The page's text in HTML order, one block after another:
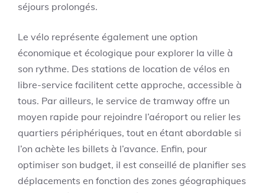
séjours prolongés.
Le vélo représente également une option
économique et écologique pour explorer la ville à
son rythme. Des stations de location de vélos en
libre-service facilitent cette approche, accessible à
tous. Par ailleurs, le service de tramway offre un
moyen rapide pour rejoindre l’aéroport ou relier les
quartiers périphériques, tout en étant abordable si
l’on achète les billets à l’avance. Enfin, pour
optimiser son budget, il est conseillé de planifier ses
déplacements en fonction des zones géographiques